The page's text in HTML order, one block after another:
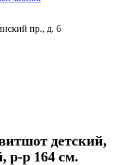
пр., д. 6
детский,
р-р 164 см.